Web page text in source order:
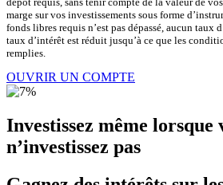
marge sur vos investissements sous forme
fonds libres requis nʼest pas dépassé, aucun taux
taux dʼintérêt est réduit jusquʼà ce que les
remplies.
OUVRIR UN COMPTE
Investissez même lorsque
n’investissez pas